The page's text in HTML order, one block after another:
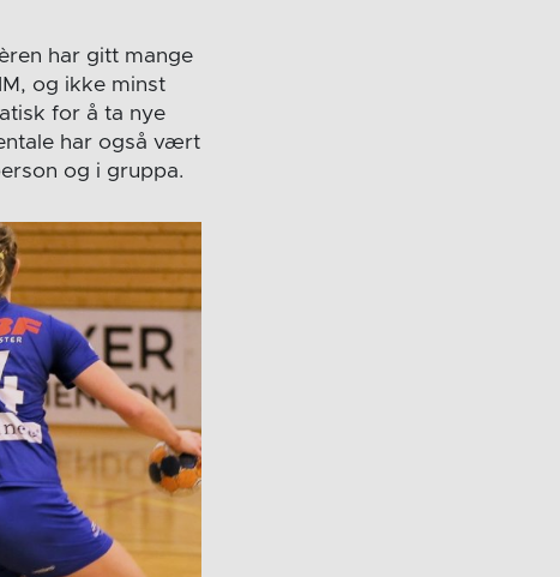
har gitt mange
og ikke minst
for å ta nye
har også vært
og i gruppa.